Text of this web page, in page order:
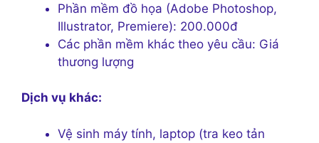
Phần mềm đồ họa (Adobe Photoshop,
Illustrator, Premiere): 200.000đ
Các phần mềm khác theo yêu cầu: Giá
thương lượng
Dịch vụ khác:
Vệ sinh máy tính, laptop (tra keo tản